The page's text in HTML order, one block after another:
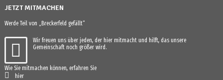
JETZT MITMACHEN
Werde Teil von „Breckerfeld gefällt“
Wir freuen uns über jeden, der hier mitmacht und hilft, das unsere
Gemeinschaft noch größer wird.
Wie Sie mitmachen können, erfahren Sie
hier